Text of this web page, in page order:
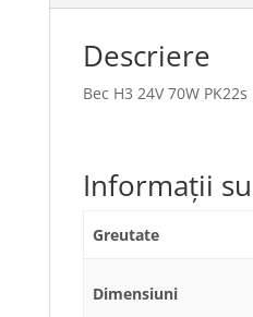
Descriere
Bec H3 24V 70W PK22s
Informații
Greutate
Dimensiuni